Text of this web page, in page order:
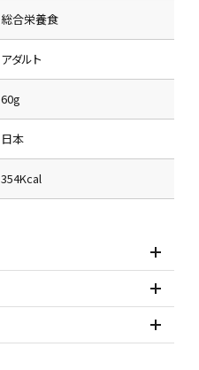
総合栄養食
アダルト
60g
日本
354Kcal